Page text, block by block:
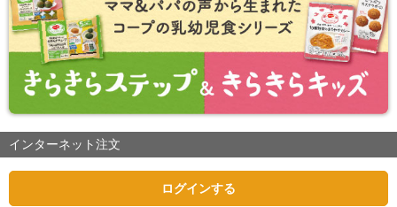
インターネット注文
ログインする